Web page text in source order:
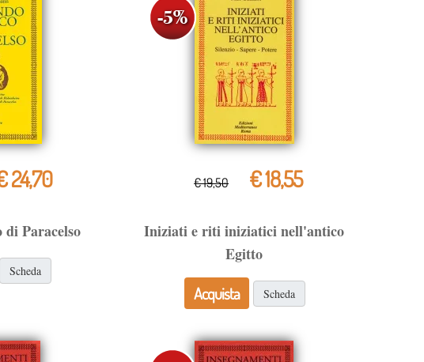
24,70
Paracelso
Scheda
€ 19,50 € 18,55
Iniziati e riti iniziatici nell'antico
Egitto
Acquista
Scheda